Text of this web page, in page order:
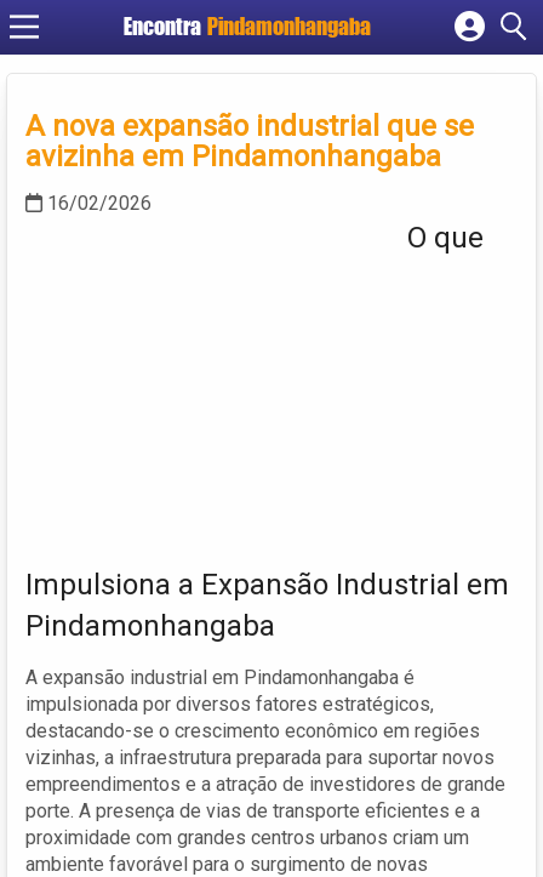
Encontra Pindamonhangaba
Cadastrar empresa
Criar conta
A nova expansão industrial que se
avizinha em Pindamonhangaba
16/02/2026
O que
Impulsiona a Expansão Industrial em
Pindamonhangaba
A expansão industrial em Pindamonhangaba é
impulsionada por diversos fatores estratégicos,
destacando-se o crescimento econômico em regiões
vizinhas, a infraestrutura preparada para suportar novos
empreendimentos e a atração de investidores de grande
porte. A presença de vias de transporte eficientes e a
proximidade com grandes centros urbanos criam um
ambiente favorável para o surgimento de novas